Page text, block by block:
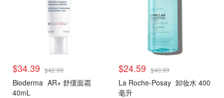
$34.39 $42.99
Bioderma AR+ 舒缓面霜
40mL
$24.59 $40.99
La Roche-Posay 卸妆水 400
毫升